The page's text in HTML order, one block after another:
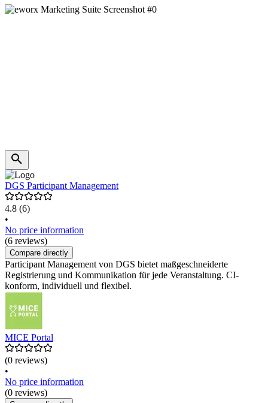
DGS Participant Management
4.8 (6)
•
No price information
(6 reviews)
Compare directly
Participant Management von DGS bietet maßgeschneiderte
Registrierung und Kommunikation für jede Veranstaltung. CI-
konform, individuell und flexibel.
MICE Portal
(0 reviews)
•
No price information
(0 reviews)